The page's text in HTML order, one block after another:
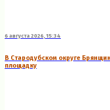
6 августа 2026, 15:34
В Стародубском округе
площадку